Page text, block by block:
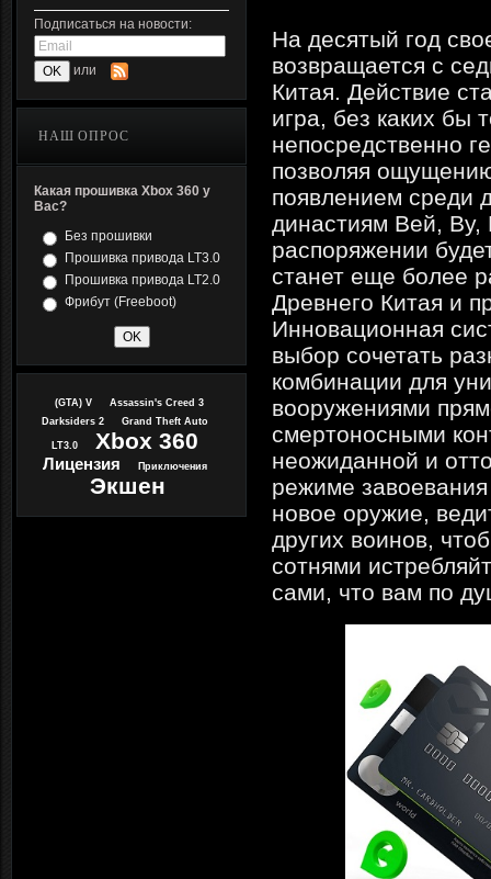
Подписаться на новости:
или
НАШ ОПРОС
Какая прошивка Xbox 360 у
Вас?
Без прошивки
Прошивка привода LT3.0
Прошивка привода LT2.0
Фрибут (Freeboot)
(GTA) V
Assassin's Creed 3
Darksiders 2
Grand Theft Auto
LT3.0 Xbox 360
Лицензия Приключения
Экшен
На десятый год
возвращается с
Китая. Действие
игра, без каких бы
непосредственно
позволяя
появлением среди
династиям Вей, Ву,
распоряжении
станет еще более
Древнего Китая и
Инновационная
выбор сочетать
комбинации для
вооружениями
смертоносными
неожиданной и
режиме завоевания
новое оружие,
других воинов,
сотнями
сами, что вам по